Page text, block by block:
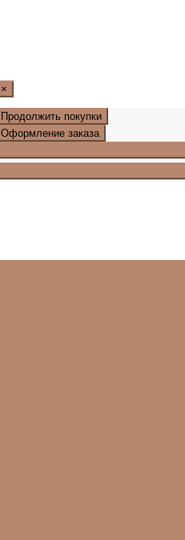
×
Продолжить покупки
Оформление заказа